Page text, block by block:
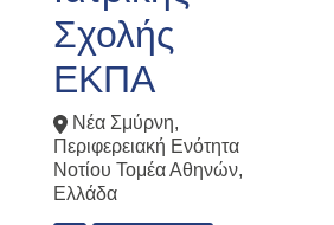
Σχολής
ΕΚΠΑ
Νέα Σμύρνη,
Περιφερειακή Ενότητα
Νοτίου Τομέα Αθηνών,
Ελλάδα